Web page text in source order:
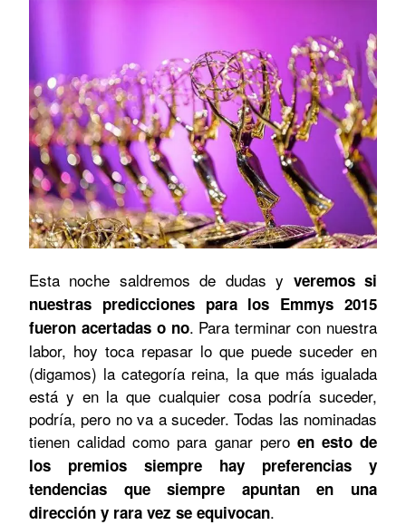
Esta noche saldremos de dudas y veremos si
nuestras predicciones para los Emmys 2015
fueron acertadas o no. Para terminar con nuestra
labor, hoy toca repasar lo que puede suceder en
(digamos) la categoría reina, la que más igualada
está y en la que cualquier cosa podría suceder,
podría, pero no va a suceder. Todas las nominadas
tienen calidad como para ganar pero en esto de
los premios siempre hay preferencias y
tendencias que siempre apuntan en una
dirección y rara vez se equivocan.